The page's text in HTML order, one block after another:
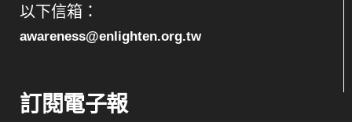
以下信箱：
awareness@enlighten.org.tw
訂閱電子報